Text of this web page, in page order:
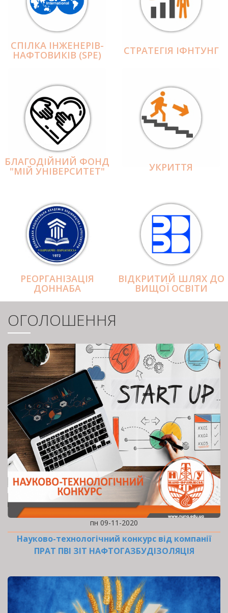
СПІЛКА ІНЖЕНЕРІВ-
НАФТОВИКІВ (SPE) СТРАТЕГІЯ ІФНТУНГ
БЛАГОДІЙНИЙ ФОНД
"МІЙ УНІВЕРСИТЕТ" УКРИТТЯ
РЕОРГАНІЗАЦІЯ
ДОННАБА
ВІДКРИТИЙ ШЛЯХ ДО
ВИЩОЇ ОСВІТИ
ОГОЛОШЕННЯ
пн 09-11-2020
Науково-технологічний конкурс від компанії
ПРАТ ПВІ ЗІТ НАФТОГАЗБУДІЗОЛЯЦІЯ